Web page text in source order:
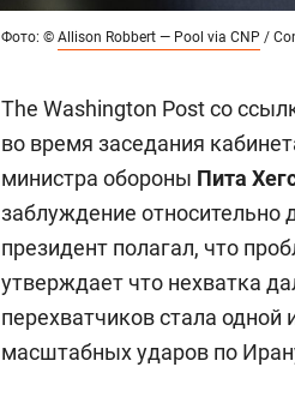
Фото: © Allison Robbert — Pool via CNP /
The Washington Post со
во время заседания
министра обороны Пита
заблуждение
президент полагал, что
утверждает что нехватка
перехватчиков стала одной
масштабных ударов по